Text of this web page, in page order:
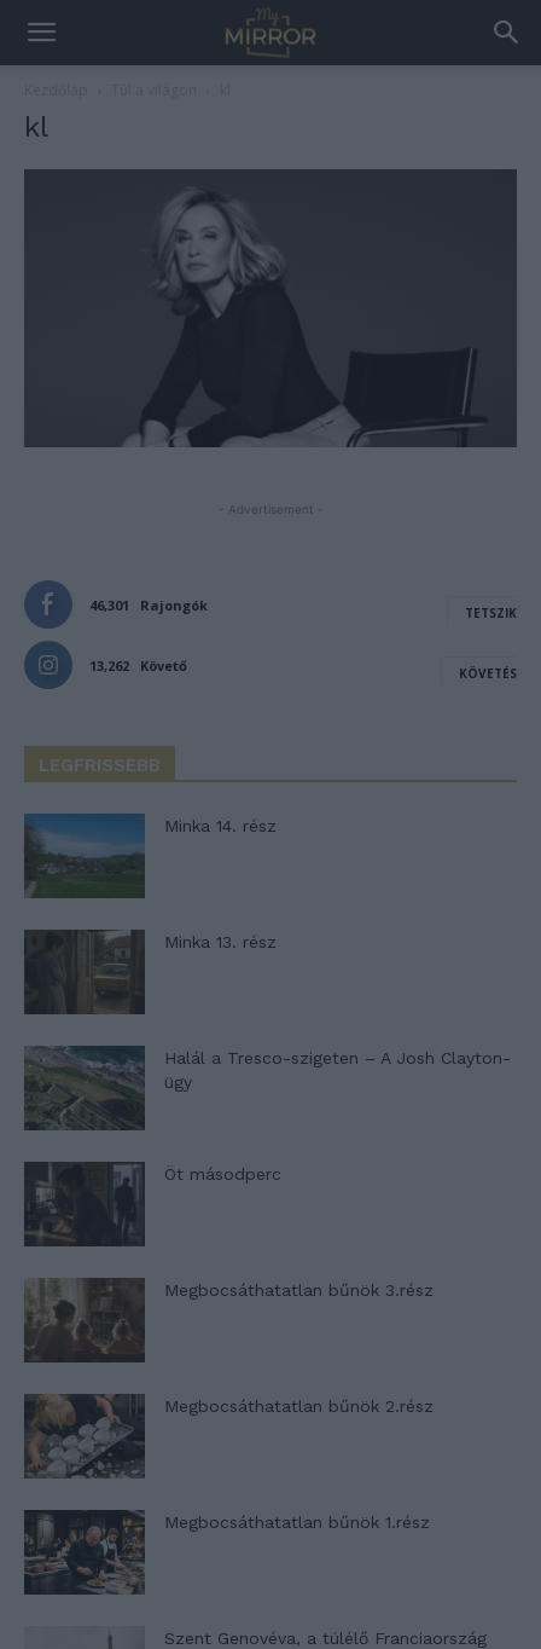
kl
- Advertisement -
46,301 Rajongók TETSZIK
13,262 Követő KÖVETÉS
LEGFRISSEBB
Minka 14. rész
Minka 13. rész
Halál a Tresco-szigeten – A Josh Clayton-
ügy
Öt másodperc
Megbocsáthatatlan bűnök 3.rész
Megbocsáthatatlan bűnök 2.rész
Megbocsáthatatlan bűnök 1.rész
Szent Genovéva, a túlélő Franciaország